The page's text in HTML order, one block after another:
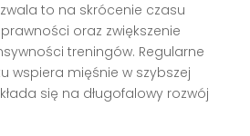
to na skrócenie czasu
oraz zwiększenie
treningów. Regularne
wspiera mięśnie w szybszej
się na długofalowy rozwój